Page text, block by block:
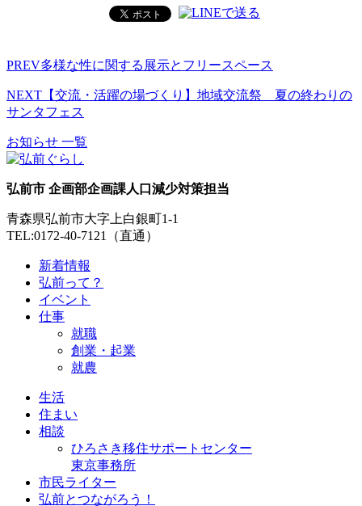
PREV多様な性に関する展示とフリースペース
NEXT 【交流・活躍の場づくり】地域交流祭 夏の終わりの
サンタフェス
お知らせ 一覧
弘前市 企画部企画課人口減少対策担当
青森県弘前市大字上白銀町1-1
TEL:0172-40-7121（直通）
新着情報
弘前って？
イベント
仕事
就職
創業・起業
就農
生活
住まい
相談
ひろさき移住サポートセンター
東京事務所
市民ライター
弘前とつながろう！